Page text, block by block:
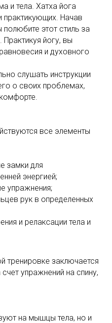
и тела. Хатха йога
практикующих. Начав
полюбите этот стиль за
йогу, вы
и духовного
слушать инструкции
о своих проблемах,
все элементы
замки для
энергией;
упражнения;
рук в определенных
и релаксации тела и
тренировке заключается
упражнений на спину,
на мышцы тела, но и